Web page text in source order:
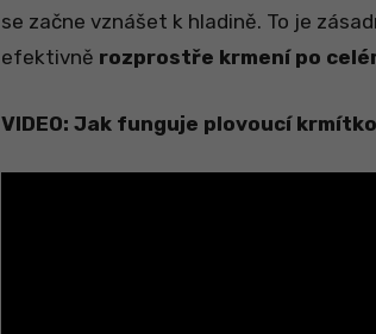
se začne vznášet k hladině. To je
efektivně rozprostře krmení po
VIDEO: Jak funguje plovoucí